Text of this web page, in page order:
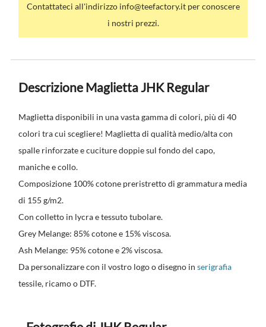
Contattateci all'indirizzo info@teefactory.it per conoscere
i nostri prezzi.
Descrizione Maglietta JHK Regular
Maglietta disponibili in una vasta gamma di colori, più di 40
colori tra cui scegliere! Maglietta di qualità medio/alta con
spalle rinforzate e cuciture doppie sul fondo del capo,
maniche e collo.
Composizione 100% cotone preristretto di grammatura media
di 155 g/m2.
Con colletto in lycra e tessuto tubolare.
Grey Melange: 85% cotone e 15% viscosa.
Ash Melange: 95% cotone e 2% viscosa.
Da personalizzare con il vostro logo o disegno inserigrafia
tessile, ricamo o DTF.